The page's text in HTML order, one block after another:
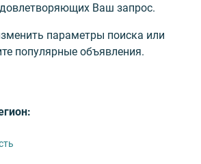
Ваш запрос.
параметры поиска или
популярные объявления.